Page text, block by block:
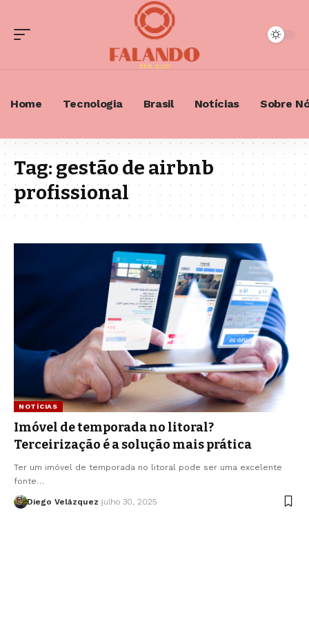
Home Tecnologia Brasil Notícias Sobre
Tag:gestão de airbnb
profissional
NOTÍCIAS
Imóvel de temporada no litoral?
Terceirização é a solução mais prática
Ter um imóvel de temporada no litoral pode ser uma excelente
fonte…
Diego Velázquez julho 30, 2025